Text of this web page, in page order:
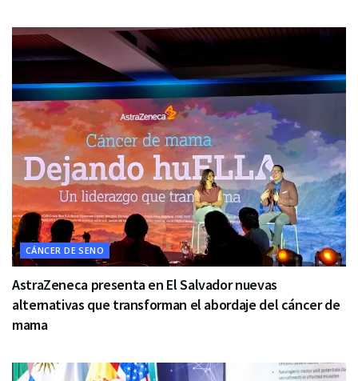
CÁNCER DE SENO
AstraZeneca presenta en El Salvador nuevas
alternativas que transforman el abordaje del cáncer de
mama